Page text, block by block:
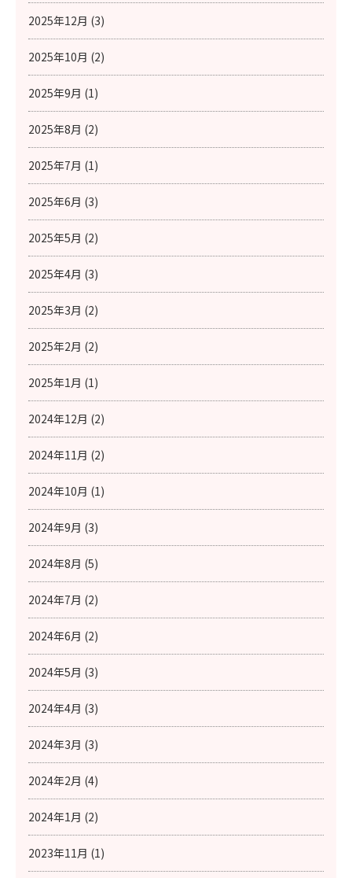
2025年12月 (3)
2025年10月 (2)
2025年9月 (1)
2025年8月 (2)
2025年7月 (1)
2025年6月 (3)
2025年5月 (2)
2025年4月 (3)
2025年3月 (2)
2025年2月 (2)
2025年1月 (1)
2024年12月 (2)
2024年11月 (2)
2024年10月 (1)
2024年9月 (3)
2024年8月 (5)
2024年7月 (2)
2024年6月 (2)
2024年5月 (3)
2024年4月 (3)
2024年3月 (3)
2024年2月 (4)
2024年1月 (2)
2023年11月 (1)